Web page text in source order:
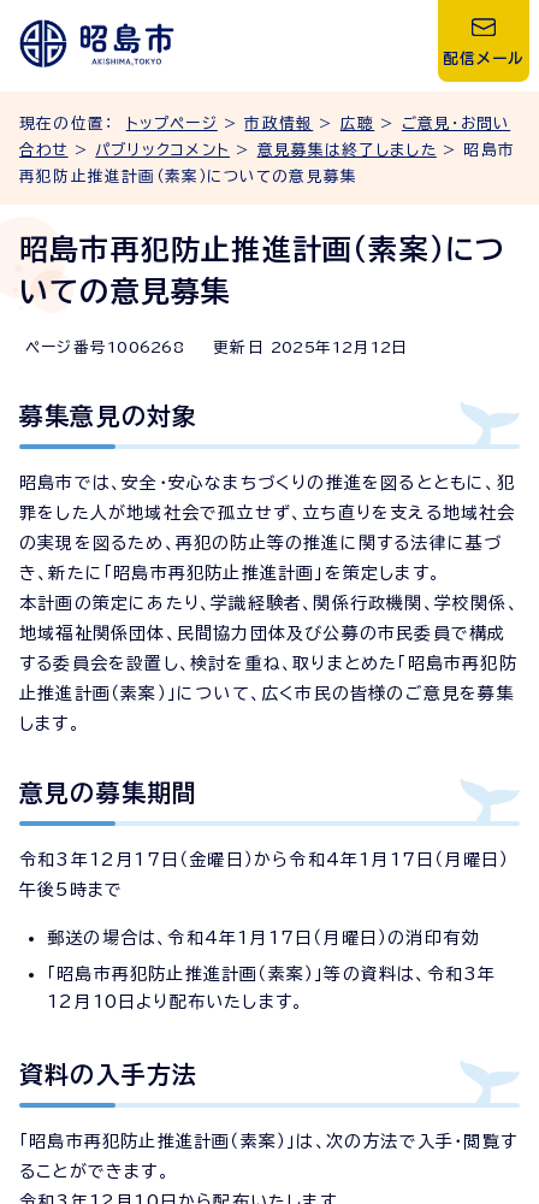
配信メール
現在の位置： トップページ >市政情報 > 広聴 > ご意見・お問い
合わせ
> パブリックコメント > 意見募集は終了しました
> 昭島市
再犯防止推進計画（素案）についての意見募集
昭島市再犯防止推進計画（素案）につ
いての意見募集
ページ番号 1006268 更新日 2025年 12 月 12 日
募集意見の対象
昭島市では、安全・安心なまちづくりの推進を図るとともに、犯
罪をした人が地域社会で孤立せず、立ち直りを支える地域社会
の実現を図るため、再犯の防止等の推進に関する法律に基づ
き、新たに「昭島市再犯防止推進計画」を策定します。
本計画の策定にあたり、学識経験者、関係行政機関、学校関係、
地域福祉関係団体、民間協力団体及び公募の市民委員で構成
する委員会を設置し、検討を重ね、取りまとめた「昭島市再犯防
止推進計画（素案）」について、広く市民の皆様のご意見を募集
します。
意見の募集期間
令和3年12月17日（金曜日）から令和4年1月17日（月曜日）
午後5時まで
郵送の場合は、令和4年1月17日（月曜日）の消印有効
「昭島市再犯防止推進計画（素案）」等の資料は、令和3年
12月10日より配布いたします。
資料の入手方法
「昭島市再犯防止推進計画（素案）」は、次の方法で入手・閲覧す
ることができます。